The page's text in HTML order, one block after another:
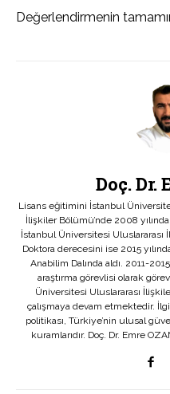
Değerlendirmenin
Doç. Dr.
Lisans eğitimini İstanbul
İlişkiler Bölümü’nde 2008
İstanbul Üniversitesi Uluslararası
Doktora derecesini ise 2015
Anabilim Dalında aldı. 2011-
araştırma görevlisi olarak
Üniversitesi Uluslararası
çalışmaya devam etmektedir. İlgi
politikası, Türkiye’nin ulusal
kuramlarıdır. Doç. Dr. Emre